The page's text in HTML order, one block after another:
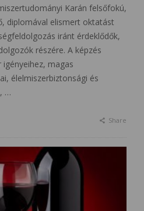
Karán felsőfokú,
diplomával elismert oktatást
iránt érdeklődők,
részére. A képzés
magas
élelmiszerbiztonsági és
…
Share